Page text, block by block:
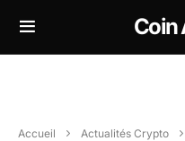
Coin
Accueil Actualités Crypto